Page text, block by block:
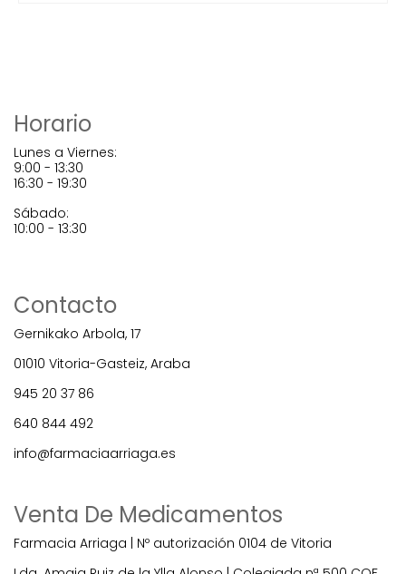
Horario
Lunes a Viernes:
9:00 - 13:30
16:30 - 19:30
Sábado:
10:00 - 13:30
Contacto
Gernikako Arbola, 17
01010 Vitoria-Gasteiz, Araba
945 20 37 86
640 844 492
info@farmaciaarriaga.es
Venta De Medicamentos
Farmacia Arriaga | Nº autorización 0104 de Vitoria